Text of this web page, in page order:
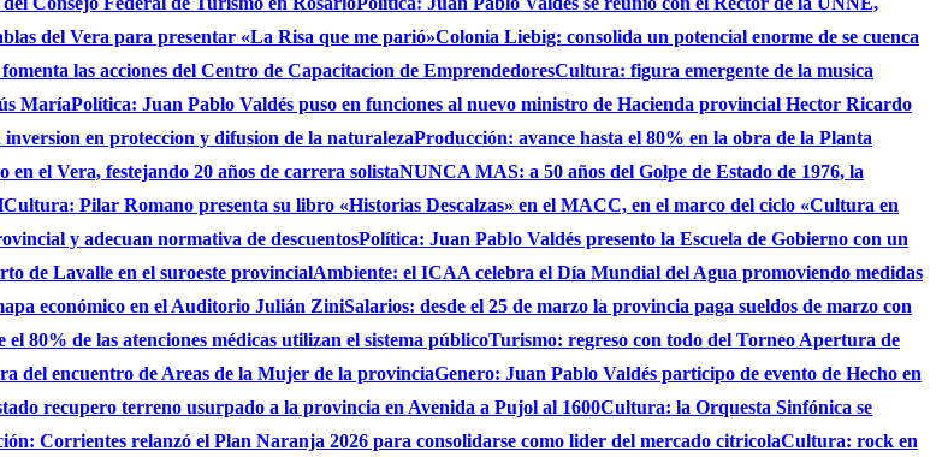
del Vera para presentar «La Risa que me parió»Colonia Liebig: consolida un potencial enorme de se cuenca
las acciones del Centro de Capacitacion de EmprendedoresCultura: figura emergente de la musica
MaríaPolítica: Juan Pablo Valdés puso en funciones al nuevo ministro de Hacienda provincial Hector Ricardo
en proteccion y difusion de la naturalezaProducción: avance hasta el 80% en la obra de la Planta
el Vera, festejando 20 años de carrera solistaNUNCA MAS: a 50 años del Golpe de Estado de 1976, la
Cultura: Pilar Romano presenta su libro «Historias Descalzas» en el MACC, en el marco del ciclo «Cultura en
y adecuan normativa de descuentosPolítica: Juan Pablo Valdés presento la Escuela de Gobierno con un
de Lavalle en el suroeste provincialAmbiente: el ICAA celebra el Día Mundial del Agua promoviendo medidas
económico en el Auditorio Julián ZiniSalarios: desde el 25 de marzo la provincia paga sueldos de marzo con
80% de las atenciones médicas utilizan el sistema públicoTurismo: regreso con todo del Torneo Apertura de
del encuentro de Areas de la Mujer de la provinciaGenero: Juan Pablo Valdés participo de evento de Hecho en
recupero terreno usurpado a la provincia en Avenida a Pujol al 1600Cultura: la Orquesta Sinfónica se
Corrientes relanzó el Plan Naranja 2026 para consolidarse como lider del mercado citricolaCultura: rock en